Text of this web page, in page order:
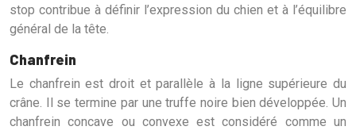
stop contribue à définir l’expression du chien et à l’équilibre
général de la tête.
Chanfrein
Le chanfrein est droit et parallèle à la ligne supérieure du
crâne. Il se termine par une truffe noire bien développée. Un
chanfrein concave ou convexe est considéré comme un